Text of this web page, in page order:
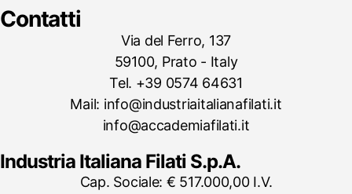
Contatti
Via del Ferro, 137
59100, Prato - Italy
Tel. +39 0574 64631
Mail: info@industriaitalianafilati.it
info@accademiafilati.it
Industria Italiana Filati S.p.A.
Cap. Sociale: € 517.000,00 I.V.